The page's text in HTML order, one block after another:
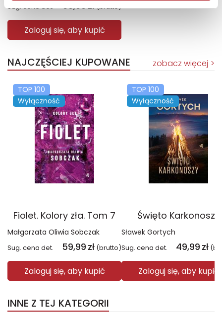
Sug. cena det. 69,90zł(brutto)
Zaloguj się, aby kupić
NAJCZĘŚCIEJ KUPOWANE zobacz więcej
TOP 100
Wyłączność
Fiolet. Kolory zła. Tom 7
Małgorzata Oliwia Sobczak
Sug. cena det. 59,99 zł (brutto)
Zaloguj się, aby kupić
TOP 100
Wyłączność
Święto Karkonoszy
Sławek Gortych
Sug. cena det. 49,99 zł
Zaloguj się, aby kupić
INNE Z TEJ KATEGORII